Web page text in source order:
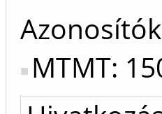
Azonosítók
MTMT: